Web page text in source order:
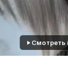
Смотреть